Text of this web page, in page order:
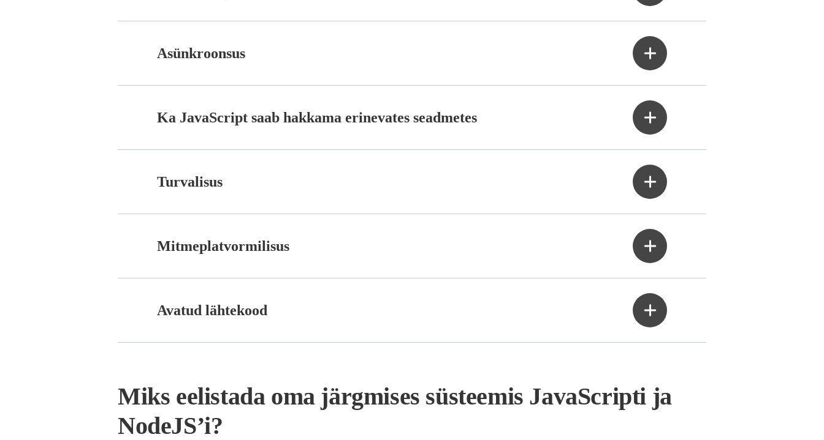
Asünkroonsus
Ka JavaScript saab hakkama erinevates seadmetes
Turvalisus
Mitmeplatvormilisus
Avatud lähtekood
Miks eelistada oma järgmises süsteemis JavaScripti ja
NodeJS’i?